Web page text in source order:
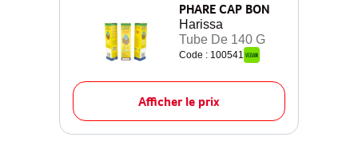
PHARE CAP BON
Harissa
Tube De 140 G
Code : 100541
Afficher le prix